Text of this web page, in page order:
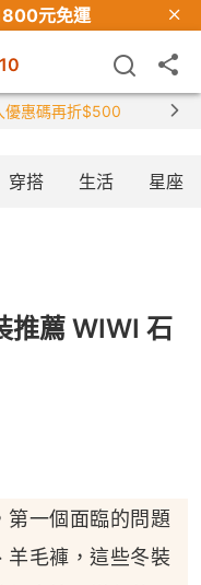
元免運
穿搭 生活 星座
推薦 WIWI 石
第一個面臨的問題
羊毛褲，這些冬裝